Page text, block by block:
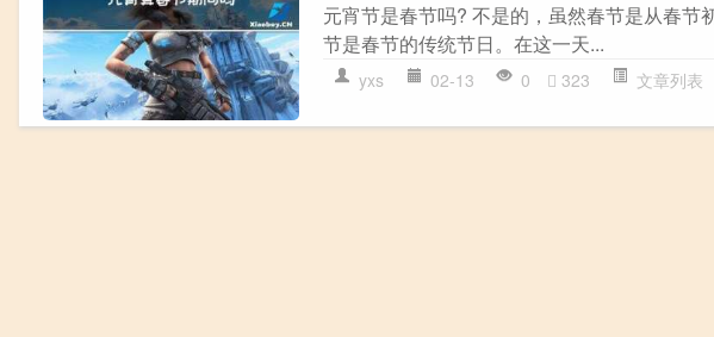
元宵节是春节吗? 不是的，虽然春节是从春
节是春节的传统节日。在这一天...
yxs 02-13 0 323 文章列表